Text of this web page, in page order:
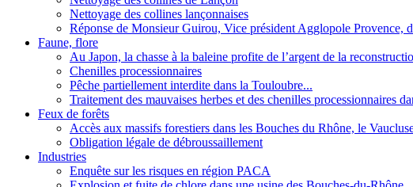
Nettoyage des collines lançonnaises
Réponse de Monsieur Guirou, Vice président Agglopole Provence,
Faune, flore
Au Japon, la chasse à la baleine profite de l’argent de la
Chenilles processionnaires
Pêche partiellement interdite dans la Touloubre...
Traitement des mauvaises herbes et des chenilles processionnaires
Feux de forêts
Accès aux massifs forestiers dans les Bouches du Rhône, le
Obligation légale de débroussaillement
Industries
Enquête sur les risques en région PACA